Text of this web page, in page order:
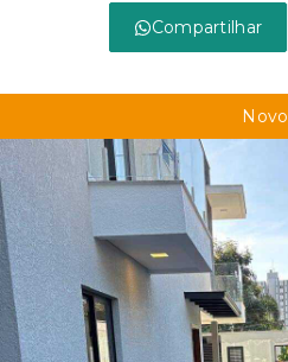
Compartilhar
Novo